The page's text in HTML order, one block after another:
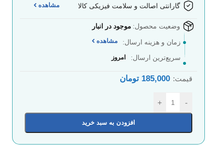
گارانتی اصالت و سلامت فیزیکی کالا مشاهده
وضعیت محصول: موجود در انبار
زمان و هزینه ارسال: مشاهده
سریع‌ترین ارسال: امروز
قیمت: 185,000 تومان
-
+
افزودن به سبد خرید